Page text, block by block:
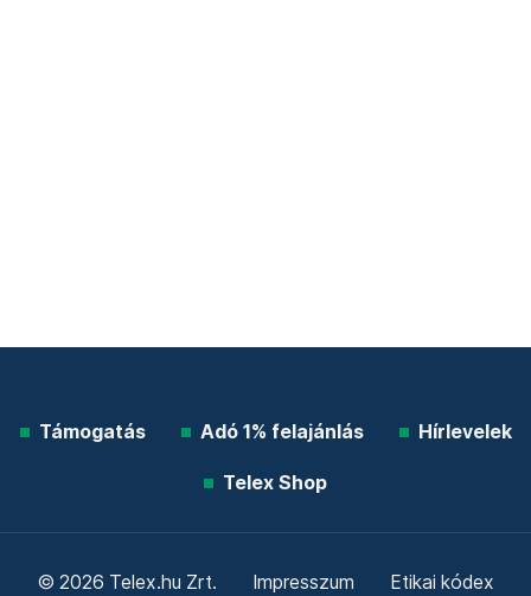
Támogatás Adó 1% felajánlás Hírlevelek
Telex Shop
© 2026 Telex.hu Zrt. Impresszum Etikai kódex